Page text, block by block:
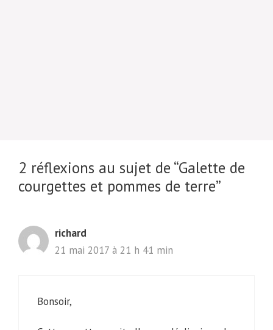
2 réflexions au sujet de “Galette de
courgettes et pommes de terre”
richard
21 mai 2017 à 21 h 41 min
Bonsoir,